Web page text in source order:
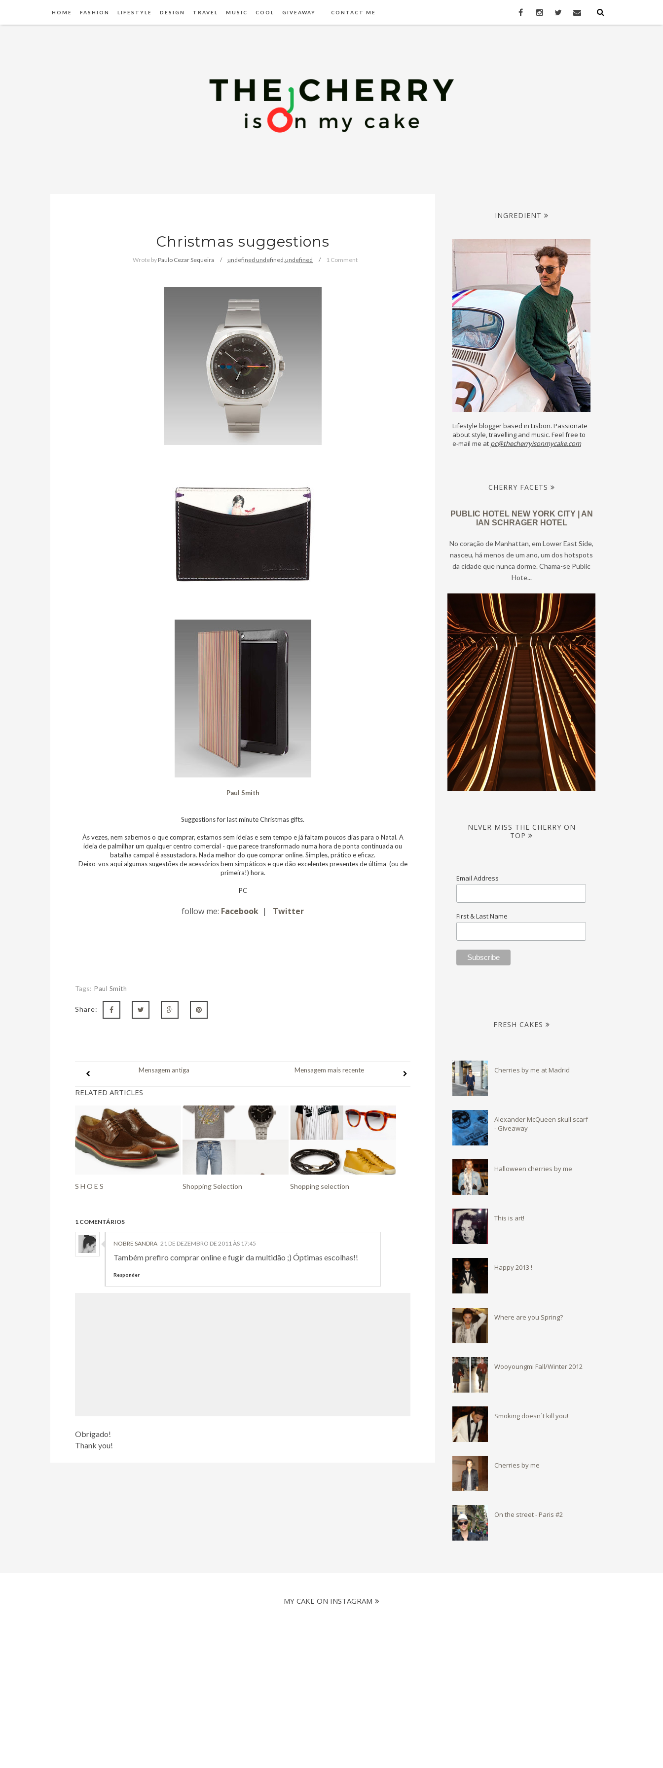
HOME FASHION LIFESTYLE DESIGN TRAVEL MUSIC COOL GIVEAWAY CONTACT ME
Christmas suggestions
Wrote by Paulo Cezar Sequeira undefined undefined,undefined 1 Comment
Paul Smith
Suggestions for last minute Christmas gifts.
Às vezes, nem sabemos o que comprar, estamos sem ideias e sem tempo e já faltam poucos dias para o Natal. A
ideia de palmilhar um qualquer centro comercial - que parece transformado numa hora de ponta continuada ou
batalha campal é assustadora. Nada melhor do que comprar online. Simples, prático e eficaz.
Deixo-vos aqui algumas sugestões de acessórios bem simpáticos e que dão excelentes presentes de última (ou de
primeira!) hora.
PC
follow me: Facebook | Twitter
Tags: Paul Smith
Share:
Mensagem mais recente
Mensagem antiga
RELATED ARTICLES
S H O E S Shopping Selection Shopping selection
1 COMENTÁRIOS
NOBRE SANDRA 21 DE DEZEMBRO DE 2011 ÀS 17:45
Também prefiro comprar online e fugir da multidão ;) Óptimas escolhas!!
Responder
Obrigado!
Thank you!
INGREDIENT
Lifestyle blogger based in Lisbon. Passionate
about style, travelling and music. Feel free to
e-mail me at pc@thecherryisonmycake.com
CHERRY FACETS
PUBLIC HOTEL NEW YORK CITY | AN
IAN SCHRAGER HOTEL
No coração de Manhattan, em Lower East Side,
nasceu, há menos de um ano, um dos hotspots
da cidade que nunca dorme. Chama-se Public
Hote...
NEVER MISS THE CHERRY ON
TOP
Email Address
First & Last Name
FRESH CAKES
Cherries by me at Madrid
Alexander McQueen skull scarf
- Giveaway
Halloween cherries by me
This is art!
Happy 2013 !
Where are you Spring?
Wooyoungmi Fall/Winter 2012
Smoking doesn´t kill you!
Cherries by me
On the street - Paris #2
MY CAKE ON INSTAGRAM